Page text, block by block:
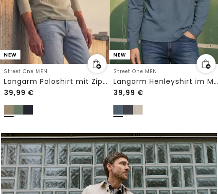
NEW
Street One MEN
Langarm Poloshirt mit Zipperdetail
39,99 €
NEW
Street One MEN
Langarm Henleyshirt im Melange-Look
39,99 €